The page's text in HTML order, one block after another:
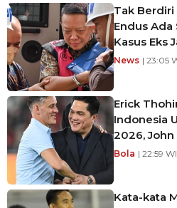
Tak Berdiri
Endus
Kasus Eks
News | 23:05
Erick
Indonesia
2026,
Bola | 22:59
Kata-kata